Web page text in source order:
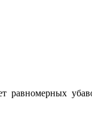
равномерных